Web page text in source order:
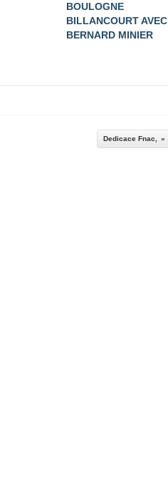
BOULOGNE
BILLANCOURT AVEC
BERNARD MINIER
Dedicace Fnac,